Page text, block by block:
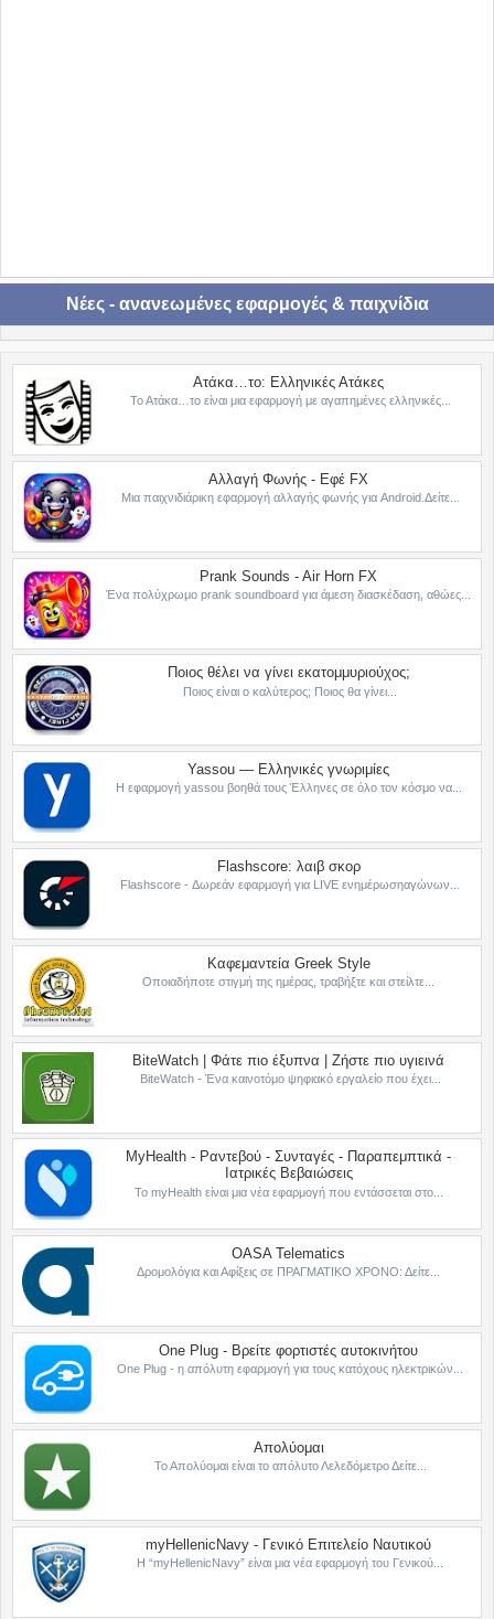
Νέες - ανανεωμένες εφαρμογές & παιχνίδια
Ατάκα…το: Ελληνικές Ατάκες
Το Ατάκα…το είναι μια εφαρμογή με αγαπημένες ελληνικές...
Αλλαγή Φωνής - Εφέ FX
Μια παιχνιδιάρικη εφαρμογή αλλαγής φωνής για Android.Δείτε...
Prank Sounds - Air Horn FX
Ένα πολύχρωμο prank soundboard για άμεση διασκέδαση, αθώες...
Ποιος θέλει να γίνει εκατομμυριούχος;
Ποιος είναι ο καλύτερος; Ποιος θα γίνει...
Yassou — Ελληνικές γνωριμίες
Η εφαρμογή yassou βοηθά τους Έλληνες σε όλο τον κόσμο να...
Flashscore: λαιβ σκορ
Flashscore - Δωρεάν εφαρμογή για LIVE ενημέρωσηαγώνων...
Καφεμαντεία Greek Style
Οποιαδήποτε στιγμή της ημέρας, τραβήξτε και στείλτε...
BiteWatch | Φάτε πιο έξυπνα | Ζήστε πιο υγιεινά
BiteWatch - Ένα καινοτόμο ψηφιακό εργαλείο που έχει...
MyHealth - Ραντεβού - Συνταγές - Παραπεμπτικά -
Ιατρικές Βεβαιώσεις
Το myHealth είναι μια νέα εφαρμογή που εντάσσεται στο...
OASA Telematics
Δρομολόγια και Αφίξεις σε ΠΡΑΓΜΑΤΙΚΟ ΧΡΟΝΟ: Δείτε...
One Plug - Βρείτε φορτιστές αυτοκινήτου
One Plug - η απόλυτη εφαρμογή για τους κατόχους ηλεκτρικών...
Απολύομαι
Το Απολύομαι είναι το απόλυτο Λελεδόμετρο Δείτε...
myHellenicNavy - Γενικό Επιτελείο Ναυτικού
Η “myHellenicNavy” είναι μια νέα εφαρμογή του Γενικού...